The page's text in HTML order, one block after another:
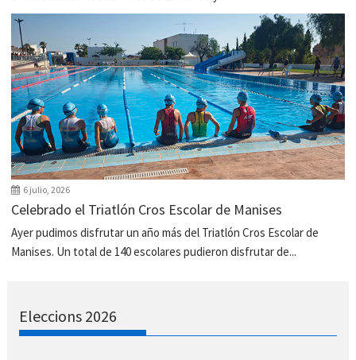
6 julio, 2026
Celebrado el Triatlón Cros Escolar de Manises
Ayer pudimos disfrutar un año más del Triatlón Cros Escolar de
Manises. Un total de 140 escolares pudieron disfrutar de...
Eleccions 2026